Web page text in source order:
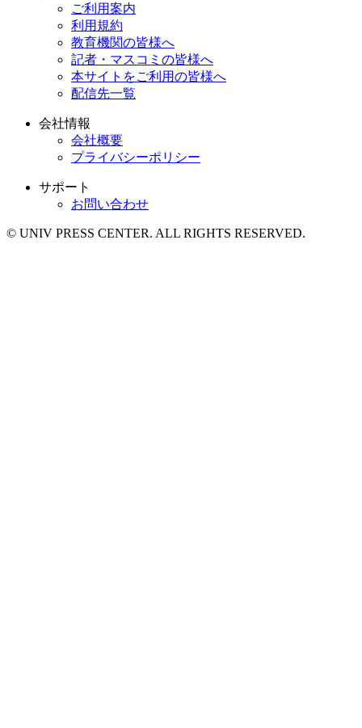
ご利用案内
利用規約
教育機関の皆様へ
記者・マスコミの皆様へ
本サイトをご利用の皆様へ
配信先一覧
会社情報
会社概要
プライバシーポリシー
サポート
お問い合わせ
© UNIV PRESS CENTER. ALL RIGHTS RESERVED.